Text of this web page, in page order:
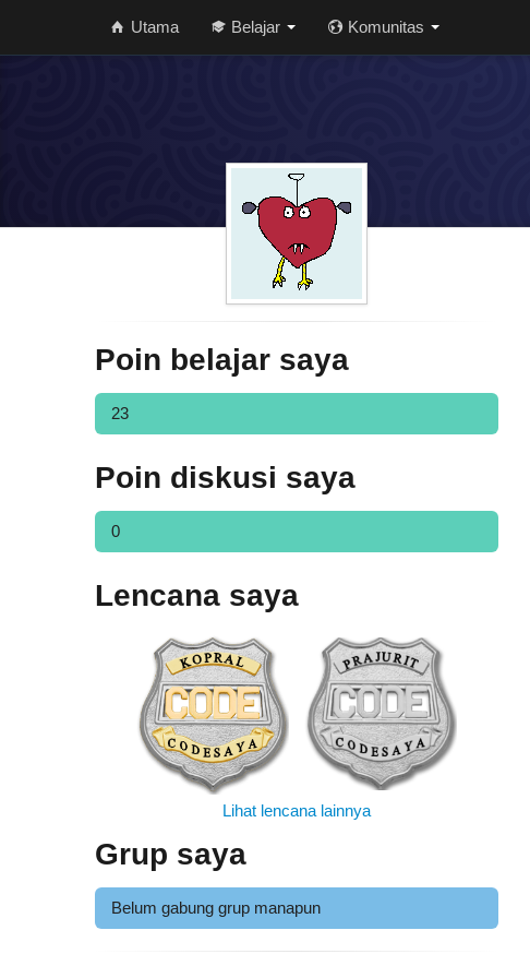
Utama Belajar Komunitas
Poin belajar saya
23
Poin diskusi saya
0
Lencana saya
Lihat lencana lainnya
Grup saya
Belum gabung grup manapun